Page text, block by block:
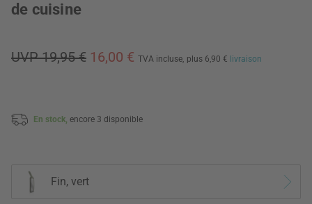
de cuisine
UVP 19,95 € 16,00 € TVA incluse, plus 6,90 € livraison
En stock, encore 3 disponible
Fin, vert